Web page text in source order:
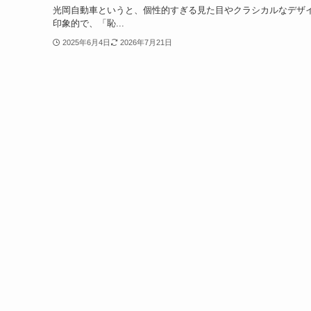
光岡自動車というと、個性的すぎる見た目やクラシカルなデザ
印象的で、「恥...
2025年6月4日 2026年7月21日